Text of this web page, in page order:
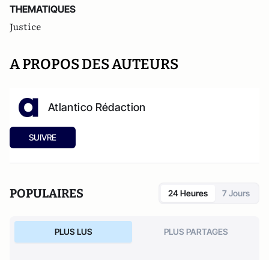
THEMATIQUES
Justice
A PROPOS DES AUTEURS
Atlantico Rédaction
SUIVRE
POPULAIRES 24 Heures 7 Jours
PLUS LUS PLUS PARTAGES